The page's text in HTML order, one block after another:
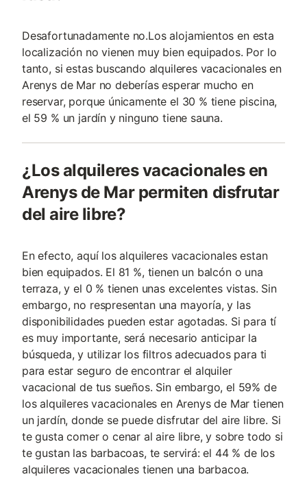
Desafortunadamente no.Los alojamientos en esta
localización no vienen muy bien equipados. Por lo
tanto, si estas buscando alquileres vacacionales en
Arenys de Mar no deberías esperar mucho en
reservar, porque únicamente el 30 % tiene piscina,
el 59 % un jardín y ninguno tiene sauna.
¿Los alquileres vacacionales en
Arenys de Mar permiten disfrutar
del aire libre?
En efecto, aquí los alquileres vacacionales estan
bien equipados. El 81 %, tienen un balcón o una
terraza, y el 0 % tienen unas excelentes vistas. Sin
embargo, no respresentan una mayoría, y las
disponibilidades pueden estar agotadas. Si para tí
es muy importante, será necesario anticipar la
búsqueda, y utilizar los filtros adecuados para ti
para estar seguro de encontrar el alquiler
vacacional de tus sueños. Sin embargo, el 59% de
los alquileres vacacionales en Arenys de Mar tienen
un jardín, donde se puede disfrutar del aire libre. Si
te gusta comer o cenar al aire libre, y sobre todo si
te gustan las barbacoas, te servirá: el 44 % de los
alquileres vacacionales tienen una barbacoa.